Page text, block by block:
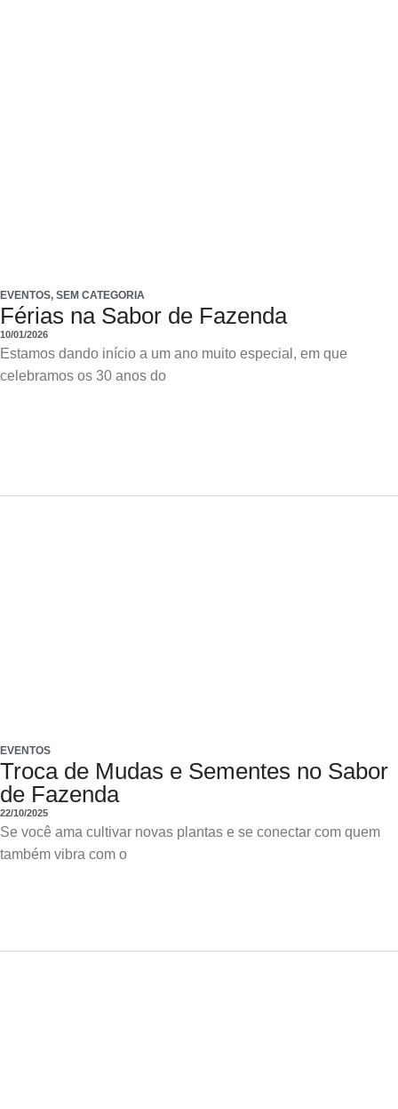
EVENTOS, SEM CATEGORIA
Férias na Sabor de Fazenda
10/01/2026
Estamos dando início a um ano muito especial, em que
celebramos os 30 anos do
EVENTOS
Troca de Mudas e Sementes no Sabor
de Fazenda
22/10/2025
Se você ama cultivar novas plantas e se conectar com quem
também vibra com o